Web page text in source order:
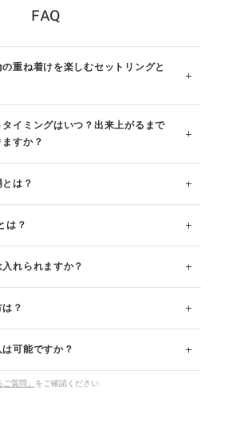
FAQ
重ね着けを楽しむセットリングと
リング)と結婚指輪(マリッジリング)
みいただける指輪をセットリング
ンの中からお好きなデザインを自由
セットリングがおすすめな理由
グ)一覧はこちら
イミングはいつ？出来上がるまで
すか？
リング)を購入するタイミングで、
られる場合はもちろん、婚約指輪を
婚指輪(マリッジリング)の購入に
られる場合もございます。お渡しま
間をいただいていますので、手元
を目安に購入いただくと安心で
でお届けできる場合もございます
いませ。
は？
リング)の相場は30万〜40万円で
は婚約指輪よりも低めで、指輪2本
万円程度となっています。セット
結婚指輪を合わせた価格となりま
値段、相場は？金額と選び方のポイン
は？
・クラリティー・カット)とはダイ
を表しています。
れられますか？
注文時に無料で承っております。
のどちらかをお選び頂き、入る文字
文字です。(例：サイズ7号の場
部例外商品がございます。
？
て一番人気があるのはプラチナで
特長に持つプラチナは、希少性が
可能ですか？
ご質問」 をご確認ください